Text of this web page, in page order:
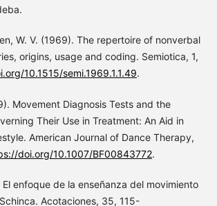
W. V. (1969). The repertoire of nonverbal
origins, usage and coding. Semiotica, 1,
10.1515/semi.1969.1.1.49.
Movement Diagnosis Tests and the
Their Use in Treatment: An Aid in
American Journal of Dance Therapy,
doi.org/10.1007/BF00843772.
El enfoque de la enseñanza del movimiento
Acotaciones, 35, 115-